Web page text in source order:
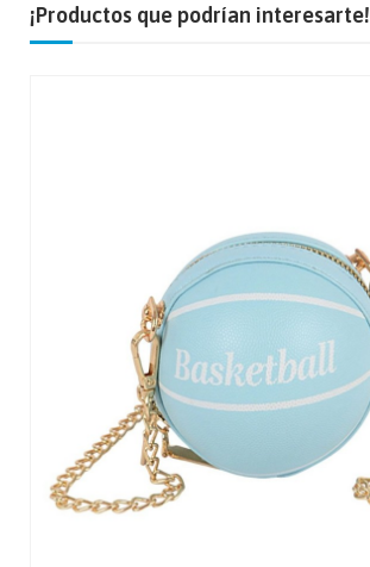
¡Productos que podrían interesarte!